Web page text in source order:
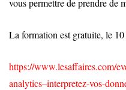
vous permettre de prendre de
La formation est gratuite, le
https://www.lesaffaires.com/
analytics–interpretez-vos-